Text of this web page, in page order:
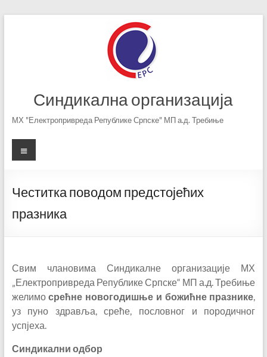
Синдикална организација
МХ "Електропривреда Републике Српске" МП а.д. Требиње
Menu
Честитка поводом предстојећих
празника
Свим члановима Синдикалне организације МХ
„Електропривреда Републике Српске“ МП а.д. Требиње
желимосрећне новогодишње и божићне празнике,
уз пуно здравља, среће, пословног и породичног
успјеха.
Синдикални одбор